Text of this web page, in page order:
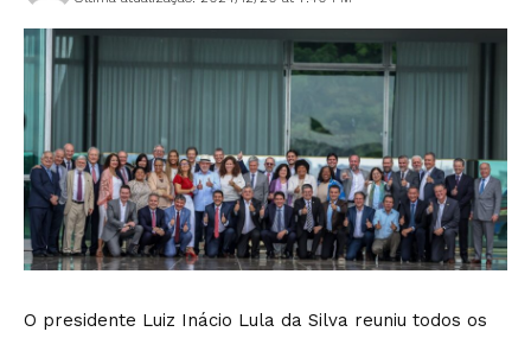
O presidente Luiz Inácio Lula da Silva reuniu todos os